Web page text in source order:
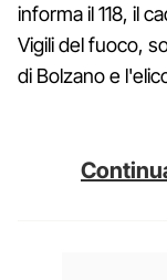
informa il 118, il
Vigili del fuoco,
di Bolzano e